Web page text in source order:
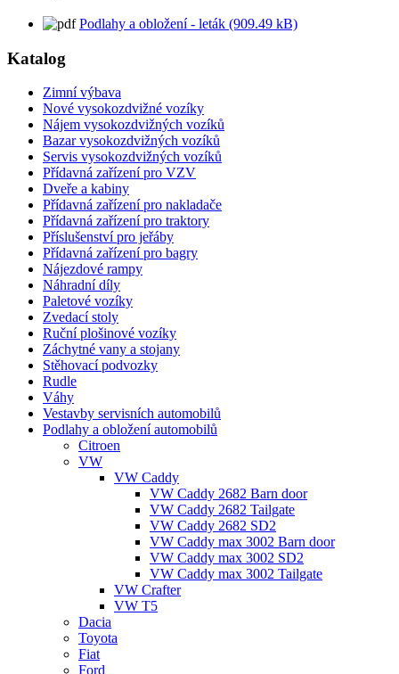
Podlahy a obložení - leták (909.49 kB)
Katalog
Zimní výbava
Nové vysokozdvižné vozíky
Nájem vysokozdvižných vozíků
Bazar vysokozdvižných vozíků
Servis vysokozdvižných vozíků
Přídavná zařízení pro VZV
Dveře a kabiny
Přídavná zařízení pro nakladače
Přídavná zařízení pro traktory
Příslušenství pro jeřáby
Přídavná zařízení pro bagry
Nájezdové rampy
Náhradní díly
Paletové vozíky
Zvedací stoly
Ruční plošinové vozíky
Záchytné vany a stojany
Stěhovací podvozky
Rudle
Váhy
Vestavby servisních automobilů
Podlahy a obložení automobilů
Citroen
VW
VW Caddy
VW Caddy 2682 Barn door
VW Caddy 2682 Tailgate
VW Caddy 2682 SD2
VW Caddy max 3002 Barn door
VW Caddy max 3002 SD2
VW Caddy max 3002 Tailgate
VW Crafter
VW T5
Dacia
Toyota
Fiat
Ford